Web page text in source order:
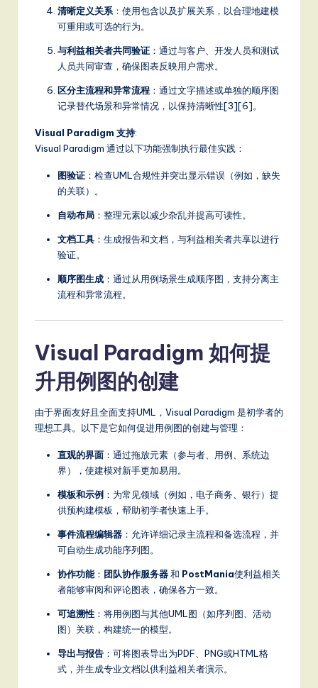
清晰定义关系 ：使用包含以及扩展关系，以合理地建模
可重用或可选的行为。
与利益相关者共同验证 ：通过与客户、开发人员和测试
人员共同审查，确保图表反映用户需求。
区分主流程和异常流程 ：通过文字描述或单独的顺序图
记录替代场景和异常情况，以保持清晰性[3][6]。
Visual Paradigm 支持:
Visual Paradigm 通过以下功能强制执行最佳实践：
图验证 ：检查UML合规性并突出显示错误（例如，缺失
的关联）。
自动布局 ：整理元素以减少杂乱并提高可读性。
文档工具 ：生成报告和文档，与利益相关者共享以进行
验证。
顺序图生成 ：通过从用例场景生成顺序图，支持分离主
流程和异常流程。
Visual Paradigm 如何提
升用例图的创建
由于界面友好且全面支持UML，Visual Paradigm 是初学者的
理想工具。以下是它如何促进用例图的创建与管理：
直观的界面 ：通过拖放元素（参与者、用例、系统边
界），使建模对新手更加易用。
模板和示例 ：为常见领域（例如，电子商务、银行）提
供预构建模板，帮助初学者快速上手。
事件流程编辑器 ：允许详细记录主流程和备选流程，并
可自动生成功能序列图。
协作功能 ： 团队协作服务器和 PostMania使利益相关
者能够审阅和评论图表，确保各方一致。
可追溯性 ：将用例图与其他UML图（如序列图、活动
图）关联，构建统一的模型。
导出与报告 ：可将图表导出为PDF、PNG或HTML格
式，并生成专业文档以供利益相关者演示。